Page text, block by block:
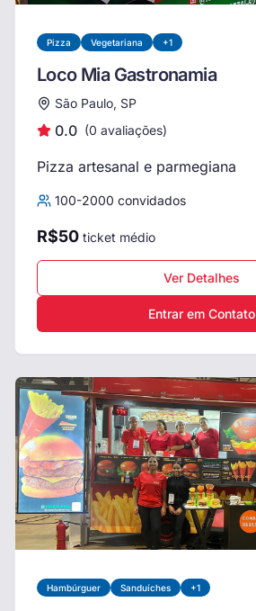
Pizza Vegetariana +1
Loco Mia Gastronamia
São Paulo, SP
0.0 (0 avaliações)
Pizza artesanal e parmegiana
100-2000 convidados
R$50 ticket médio
Ver Detalhes
Entrar em Contato
Hambúrguer Sanduíches +1